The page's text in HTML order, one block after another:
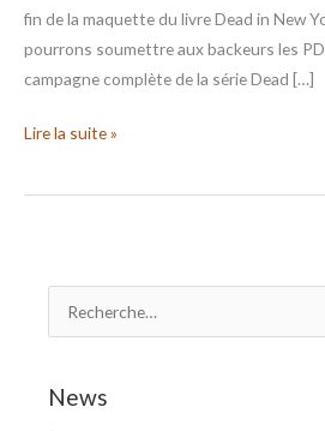
News
fin de la maquette du livre Dead in New
pourrons soumettre aux backeurs les
campagne complète de la série Dead […]
Lire la suite »